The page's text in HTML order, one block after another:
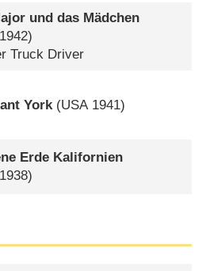
und das Mädchen
Truck Driver
York (USA 1941)
Erde Kalifornien